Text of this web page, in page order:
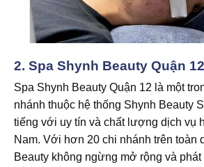
2. Spa Shynh Beauty Quận 12
Spa Shynh Beauty Quận 12 là một
nhánh thuộc hệ thống Shynh Beauty
tiếng với uy tín và chất lượng dịch vụ
Nam. Với hơn 20 chi nhánh trên toàn
Beauty không ngừng mở rộng và